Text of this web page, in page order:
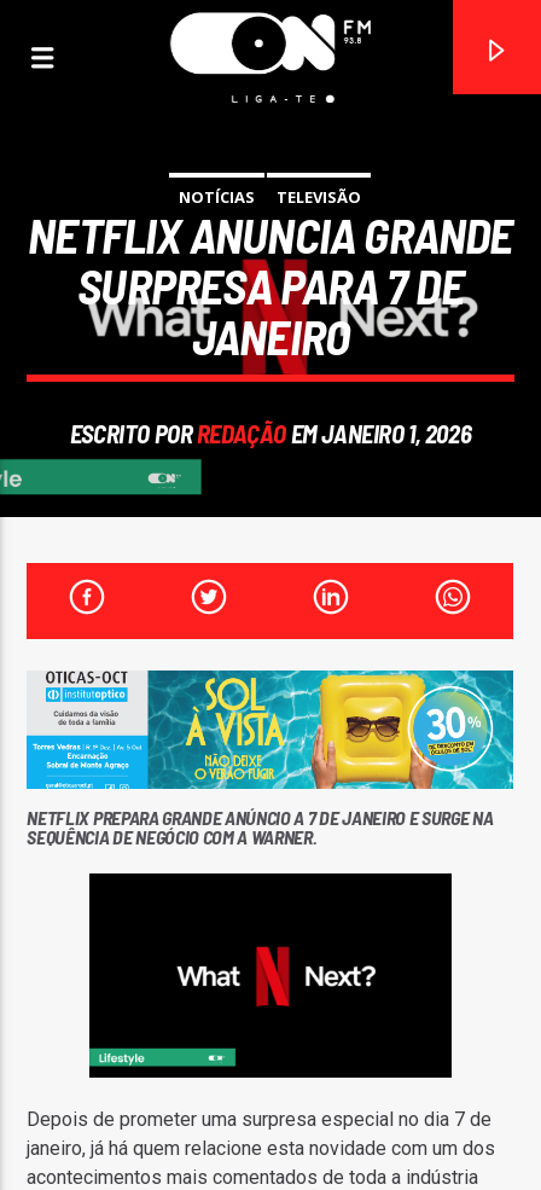
ON FM
LIGA-TE
FAIXA ATUAL
ON FM
NOTÍCIAS TELEVISÃO
NETFLIX ANUNCIA GRANDE
SURPRESA PARA 7 DE
JANEIRO
ESCRITO PORREDAÇÃOEM JANEIRO 1, 2026
NETFLIX PREPARA GRANDE ANÚNCIO A 7 DE JANEIRO E SURGE NA
SEQUÊNCIA DE NEGÓCIO COM A WARNER.
Depois de prometer uma surpresa especial no dia 7 de
janeiro, já há quem relacione esta novidade com um dos
acontecimentos mais comentados de toda a indústria